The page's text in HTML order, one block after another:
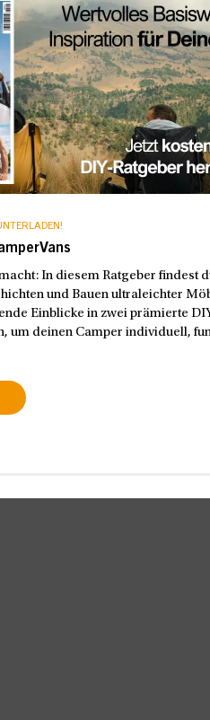
In diesem Ratgeber findest
und Bauen ultraleichter
Einblicke in zwei prämierte
um deinen Camper individuell,